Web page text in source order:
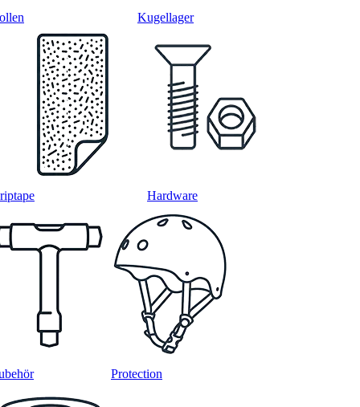
Kugellager
Hardware
Protection